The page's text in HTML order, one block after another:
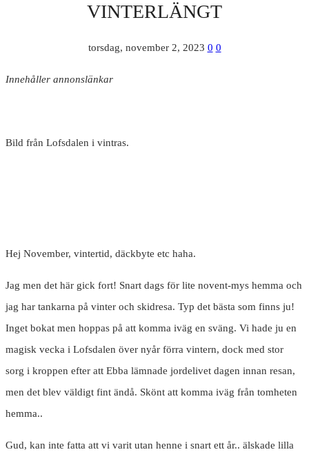
VINTERLÄNGT
torsdag, november 2, 2023 0 0
Innehåller annonslänkar
Bild från Lofsdalen i vintras.
Hej November, vintertid, däckbyte etc haha.
Jag men det här gick fort! Snart dags för lite novent-mys hemma och
jag har tankarna på vinter och skidresa. Typ det bästa som finns ju!
Inget bokat men hoppas på att komma iväg en sväng. Vi hade ju en
magisk vecka i Lofsdalen över nyår förra vintern, dock med stor
sorg i kroppen efter att Ebba lämnade jordelivet dagen innan resan,
men det blev väldigt fint ändå. Skönt att komma iväg från tomheten
hemma..
Gud, kan inte fatta att vi varit utan henne i snart ett år.. älskade lilla